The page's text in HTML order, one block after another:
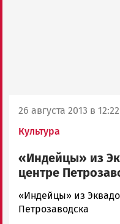
26 августа 2013 в 12:22
Культура
«Индейцы» из
центре
admintimur
Новости
«Индейцы» из
Петрозаводска